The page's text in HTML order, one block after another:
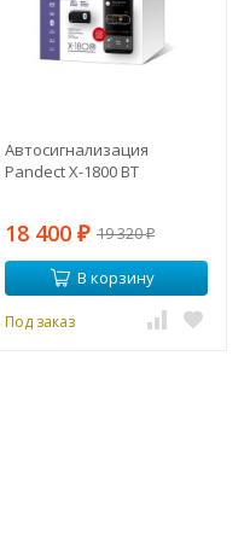
Автосигнализация
Pandect X-1800 BT
18 400 ₽ 19 320₽
В корзину
Под заказ